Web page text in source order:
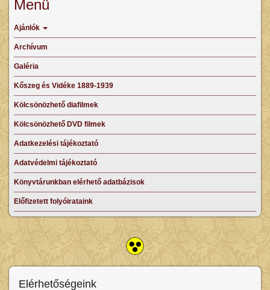
Menü
Ajánlók
Archívum
Galéria
Kőszeg és Vidéke 1889-1939
Kölcsönözhető diafilmek
Kölcsönözhető DVD filmek
Adatkezelési tájékoztató
Adatvédelmi tájékoztató
Könyvtárunkban elérhető adatbázisok
Előfizetett folyóirataink
Elérhetőségeink